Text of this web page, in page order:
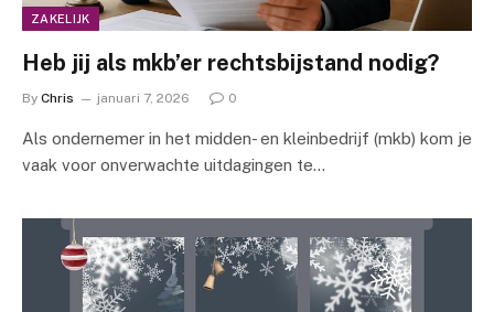
ZAKELIJK
Heb jij als mkb’er rechtsbijstand nodig?
By Chris januari 7, 2026 0
Als ondernemer in het midden- en kleinbedrijf (mkb) kom je
vaak voor onverwachte uitdagingen te…